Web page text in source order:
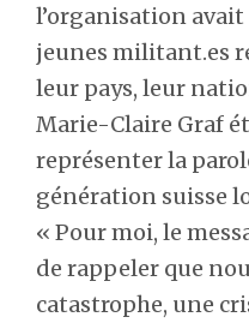
l’organisation
jeunes militant.es
leur pays, leur
Marie-Claire Graf
représenter la
génération suisse
« Pour moi, le
de rappeler que
catastrophe, une